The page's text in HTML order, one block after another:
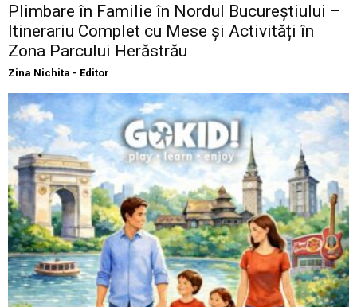
Plimbare în Familie în Nordul Bucureștiului –
Itinerariu Complet cu Mese și Activități în
Zona Parcului Herăstrău
Zina Nichita - Editor